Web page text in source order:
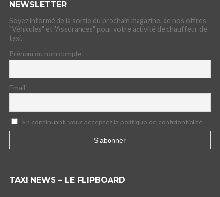
NEWSLETTER
Soyez informé de la sortie du prochain magazine, de nos offres
"Véhicules" et "Assurances" pour votre activité de chauffeur de
taxi.
Prénom ou nom complet
Email
En continuant, vous acceptez la politique de confidentialité
TAXI NEWS – LE FLIPBOARD